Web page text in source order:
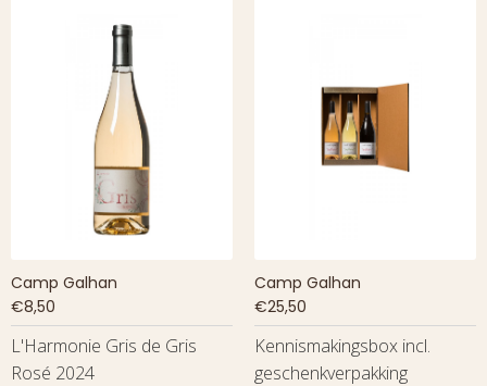
Camp Galhan
€8,50
L'Harmonie Gris de Gris
Rosé 2024
Camp Galhan
€25,50
Kennismakingsbox incl.
geschenkverpakking